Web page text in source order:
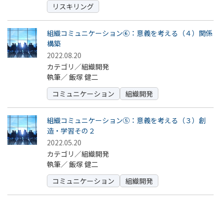
リスキリング
組織コミュニケーション⑥：意義を考える（４）関係
構築
2022.08.20
カテゴリ／組織開発
執筆／飯塚 健二
コミュニケーション
組織開発
組織コミュニケーション⑤：意義を考える（３）創
造・学習その２
2022.05.20
カテゴリ／組織開発
執筆／飯塚 健二
コミュニケーション
組織開発